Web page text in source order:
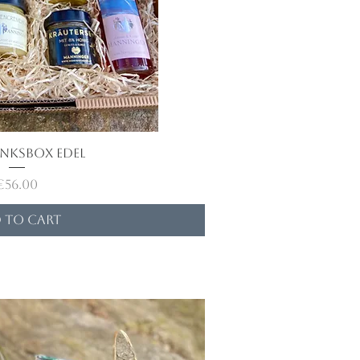
ViewEdel
to Cart